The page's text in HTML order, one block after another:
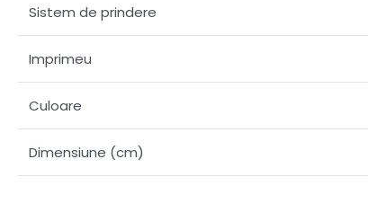
Sistem de prindere
Imprimeu
Culoare
Dimensiune (cm)